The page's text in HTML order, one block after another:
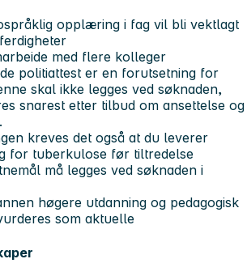
opplæring i fag vil bli vektlagt
med flere kolleger
politiattest er en forutsetning for
skal ikke legges ved søknaden,
snarest etter tilbud om ansettelse og
kreves det også at du leverer
for tuberkulose før tiltredelse
må legges ved søknaden i
høgere utdanning og pedagogisk
som aktuelle